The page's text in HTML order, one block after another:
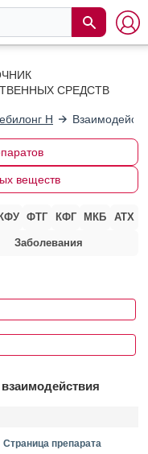
СРЕДСТВ
H
веществ
КФУ ФТГ КФГ МКБ АТХ
Заболевания
Страница препарата